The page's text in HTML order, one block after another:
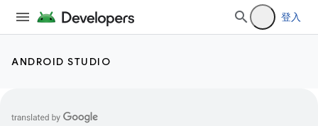
登入
ANDROID STUDIO